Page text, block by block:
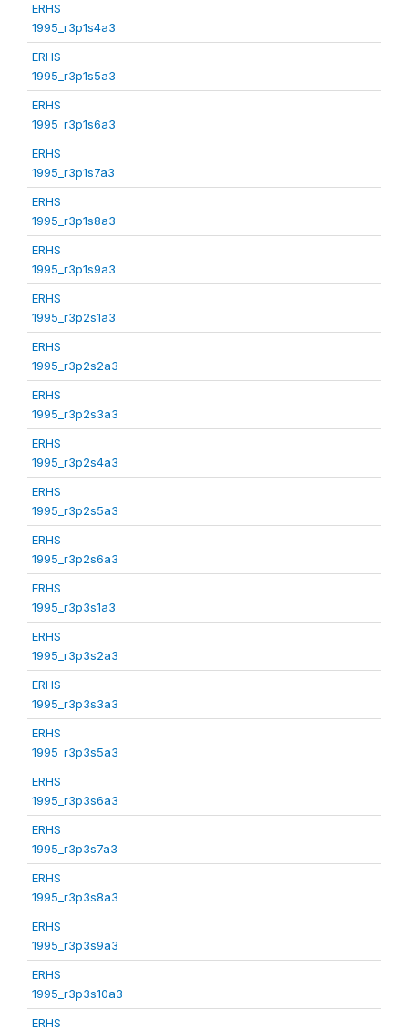
ERHS
1995_r3p1s4a3
ERHS
1995_r3p1s5a3
ERHS
1995_r3p1s6a3
ERHS
1995_r3p1s7a3
ERHS
1995_r3p1s8a3
ERHS
1995_r3p1s9a3
ERHS
1995_r3p2s1a3
ERHS
1995_r3p2s2a3
ERHS
1995_r3p2s3a3
ERHS
1995_r3p2s4a3
ERHS
1995_r3p2s5a3
ERHS
1995_r3p2s6a3
ERHS
1995_r3p3s1a3
ERHS
1995_r3p3s2a3
ERHS
1995_r3p3s3a3
ERHS
1995_r3p3s5a3
ERHS
1995_r3p3s6a3
ERHS
1995_r3p3s7a3
ERHS
1995_r3p3s8a3
ERHS
1995_r3p3s9a3
ERHS
1995_r3p3s10a3
ERHS